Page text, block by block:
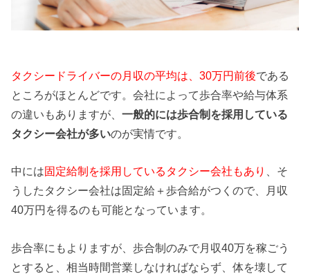
タクシードライバーの月収の平均は、30万円前後である
ところがほとんどです。会社によって歩合率や給与体系
の違いもありますが、一般的には歩合制を採用している
タクシー会社が多いのが実情です。
中には固定給制を採用しているタクシー会社もあり
、そ
うしたタクシー会社は固定給＋歩合給がつくので、月収
40万円を得るのも可能となっています。
歩合率にもよりますが、歩合制のみで月収40万を稼ごう
とすると、相当時間営業しなければならず、体を壊して